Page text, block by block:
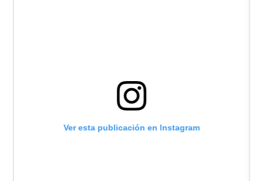
Ver esta publicación en Instagram